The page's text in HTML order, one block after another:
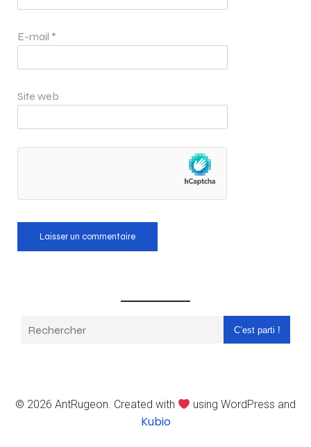
E-mail *
Site web
C’est parti !
© 2026 AntRugeon. Created with using WordPress and
Kubio